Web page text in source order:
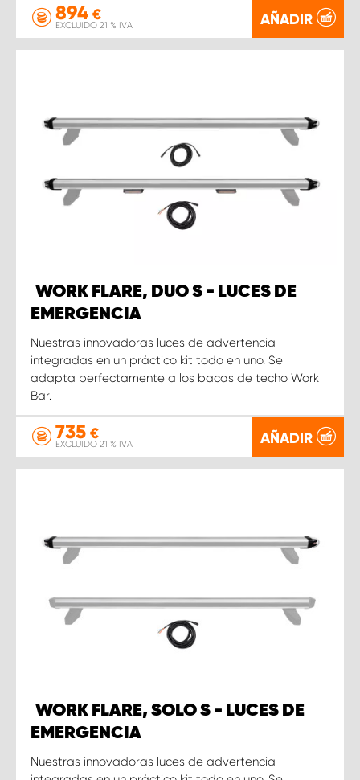
894 €
EXCLUIDO 21 % IVA AÑADIR
WORK FLARE, DUO S - LUCES DE
EMERGENCIA
Nuestras innovadoras luces de advertencia
integradas en un práctico kit todo en uno. Se
adapta perfectamente a los bacas de techo Work
Bar.
735 €
EXCLUIDO 21 % IVA AÑADIR
WORK FLARE, SOLO S - LUCES DE
EMERGENCIA
Nuestras innovadoras luces de advertencia